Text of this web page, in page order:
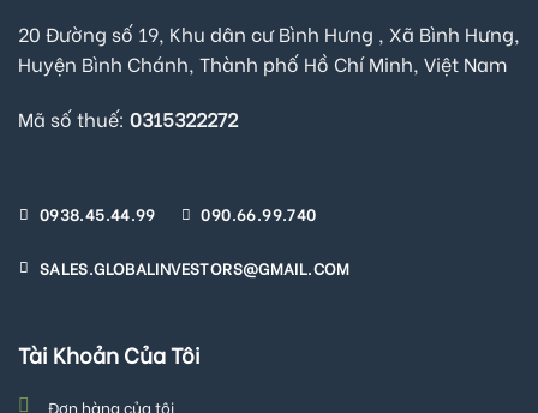
20 Đường số 19, Khu dân cư Bình Hưng , Xã Bình Hưng,
Huyện Bình Chánh, Thành phố Hồ Chí Minh, Việt Nam
Mã số thuế: 0315322272
0938.45.44.99 090.66.99.740
SALES.GLOBALINVESTORS@GMAIL.COM
Tài Khoản Của Tôi
Đơn hàng của tôi